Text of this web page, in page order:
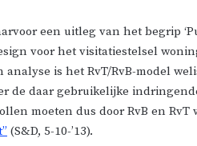
een uitleg van het begrip
voor het visitatiestelsel
is het RvT/RvB-model
de daar gebruikelijke
moeten dus door RvB en
(S&D, 5-10-’13).